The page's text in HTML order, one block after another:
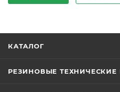
КАТАЛОГ
РЕЗИНОВЫЕ ТЕХНИЧЕСКИЕ